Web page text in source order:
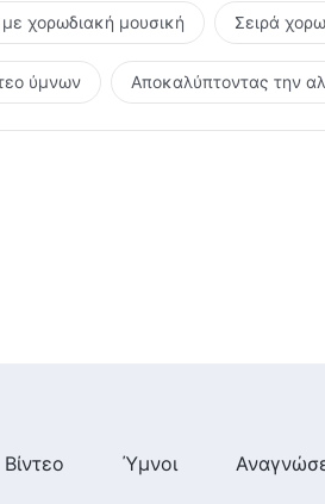
χορωδιακή μουσική Σειρά
ύμνων Αποκαλύπτοντας την
Βίντεο Ύμνοι